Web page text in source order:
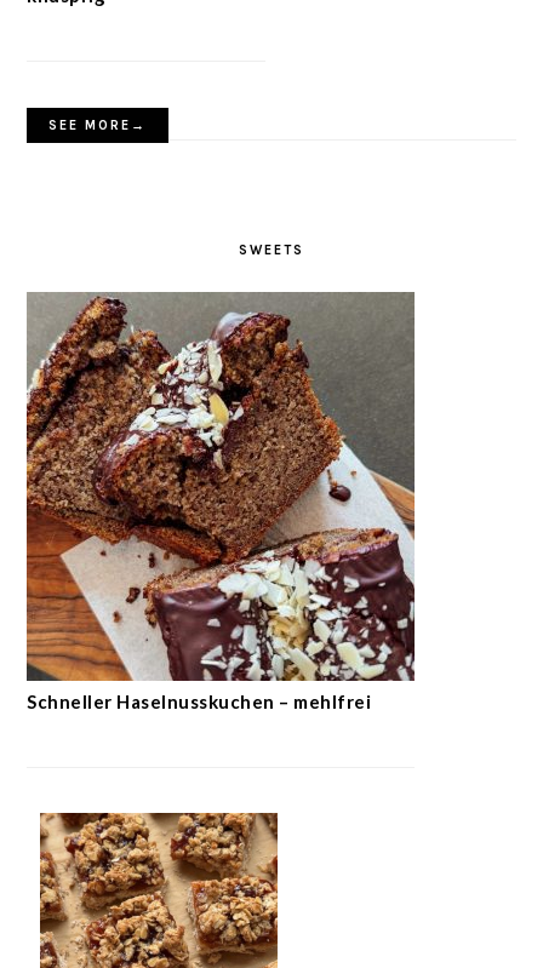
SEE MORE→
SWEETS
Schneller Haselnusskuchen – mehlfrei